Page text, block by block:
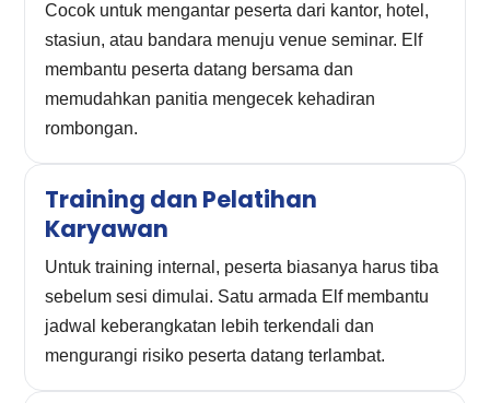
Cocok untuk mengantar peserta dari kantor, hotel,
stasiun, atau bandara menuju venue seminar. Elf
membantu peserta datang bersama dan
memudahkan panitia mengecek kehadiran
rombongan.
Training dan Pelatihan
Karyawan
Untuk training internal, peserta biasanya harus tiba
sebelum sesi dimulai. Satu armada Elf membantu
jadwal keberangkatan lebih terkendali dan
mengurangi risiko peserta datang terlambat.